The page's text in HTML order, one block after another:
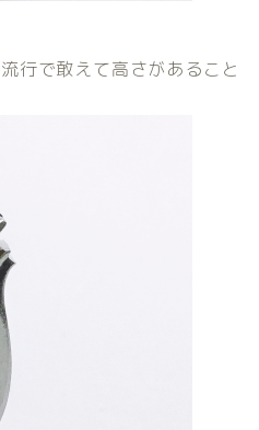
行で敢えて高さがあること